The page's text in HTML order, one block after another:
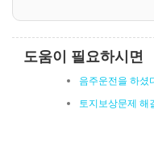
도움이 필요하시면
음주운전을 하셨
토지보상문제 해